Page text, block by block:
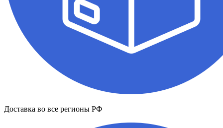
Доставка во все регионы РФ